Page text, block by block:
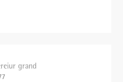
grand